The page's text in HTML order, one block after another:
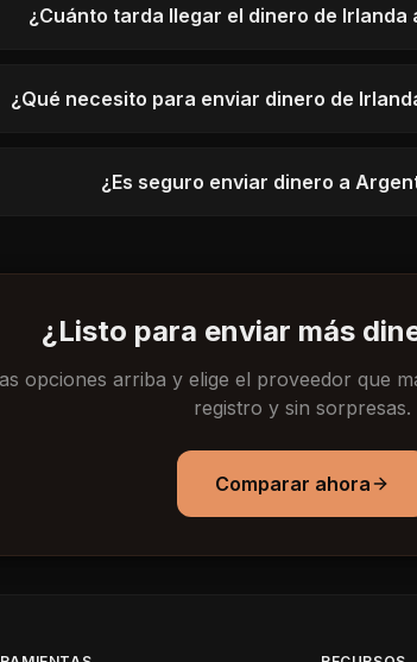
¿Cuánto tarda llegar el dinero de Irlanda
¿Qué necesito para enviar dinero de
¿Es seguro enviar dinero a
¿Listo para enviar más
opciones arriba y elige el proveedor que
registro y sin sorpresas.
Comparar ahora